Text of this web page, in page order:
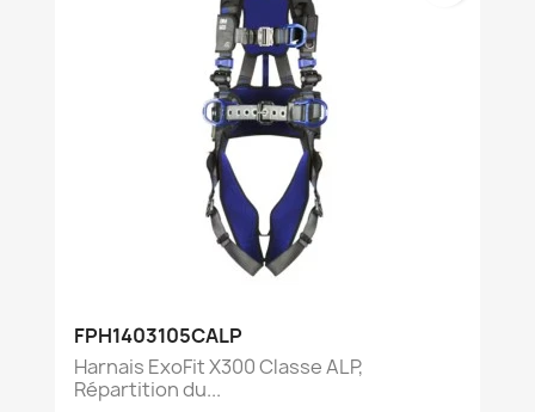
FPH1403105CALP
Harnais ExoFit X300 Classe ALP,
Répartition du...